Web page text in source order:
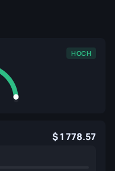
HOCH
1 778.57